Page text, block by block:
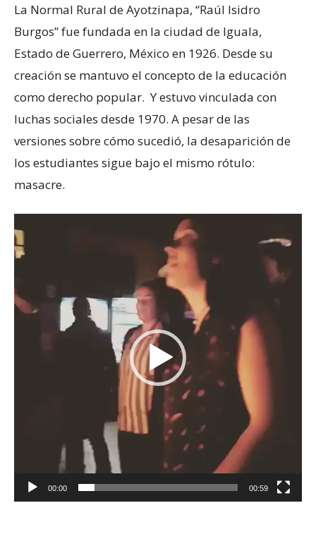
La Normal Rural de Ayotzinapa, “Raúl Isidro
Burgos” fue fundada en la ciudad de Iguala,
Estado de Guerrero, México en 1926. Desde su
creación se mantuvo el concepto de la educación
como derecho popular. Y estuvo vinculada con
luchas sociales desde 1970. A pesar de las
versiones sobre cómo sucedió, la desaparición de
los estudiantes sigue bajo el mismo rótulo:
masacre.
de
00:00 00:59